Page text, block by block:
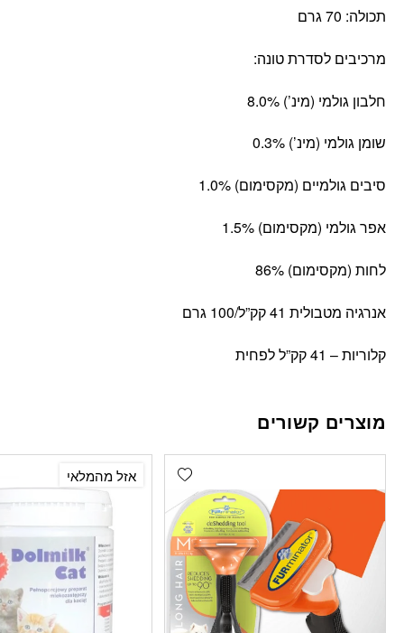
תכולה: 70 גרם
מרכיבים לסדרת טונה:
חלבון גולמי (מינ’) 8.0%
שומן גולמי (מינ’) 0.3%
סיבים גולמיים (מקסימום) 1.0%
אפר גולמי (מקסימום) 1.5%
לחות (מקסימום) 86%
אנרגיה מטבולית 41 קק”ל/100 גרם
קלוריות – 41 קק”ל לפחית
מוצרים קשורים
Add wishlist
‫16% הנחה
אזל מהמלאי